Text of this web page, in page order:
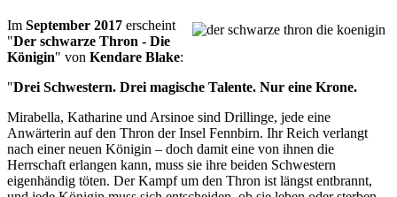
Im September 2017 erscheint
"Der schwarze Thron - Die
Königin" von Kendare Blake:
"Drei Schwestern. Drei magische Talente. Nur eine Krone.
Mirabella, Katharine und Arsinoe sind Drillinge, jede eine
Anwärterin auf den Thron der Insel Fennbirn. Ihr Reich verlangt
nach einer neuen Königin – doch damit eine von ihnen die
Herrschaft erlangen kann, muss sie ihre beiden Schwestern
eigenhändig töten. Der Kampf um den Thron ist längst entbrannt,